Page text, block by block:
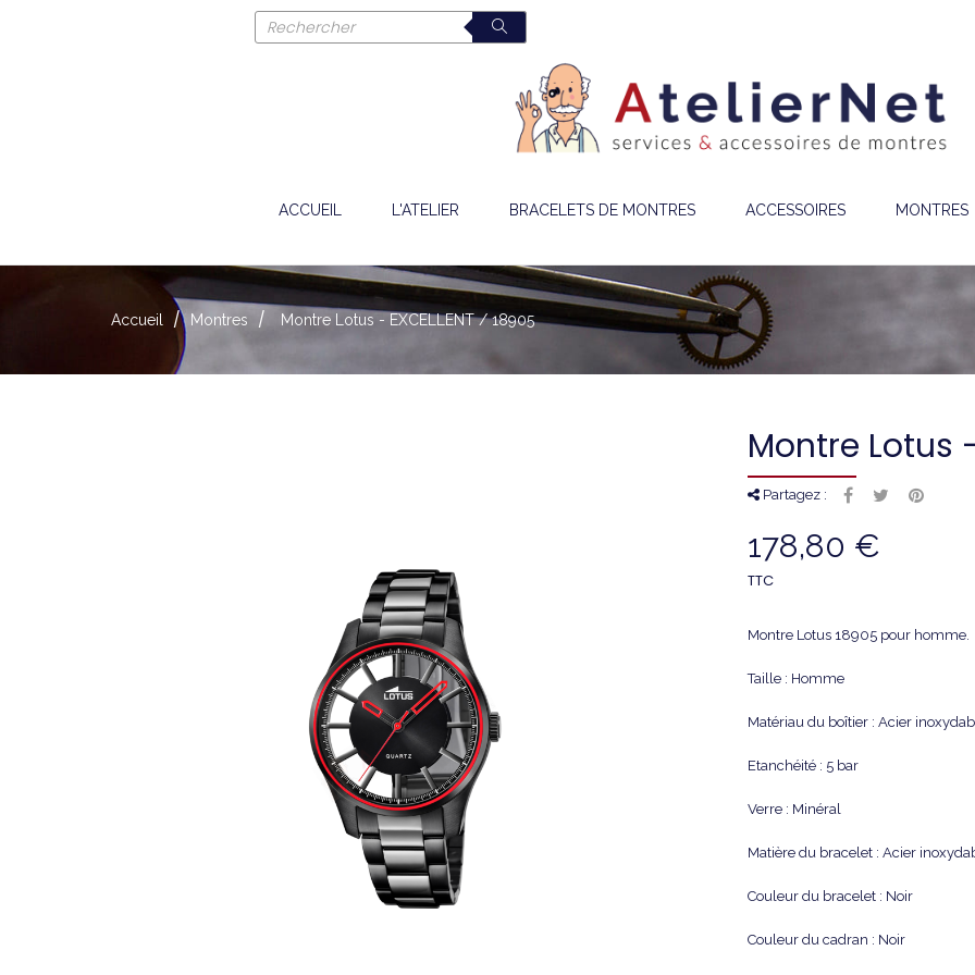
ACCUEIL L'ATELIER BRACELETS DE MONTRES ACCESSOIRES MONTRES
Accueil Montres Montre Lotus - EXCELLENT / 18905
Montre Lotus -
Partagez :
178,80 €
TTC
Montre Lotus 18905 pour homme.
Taille : Homme
Matériau du boîtier : Acier
Etanchéité : 5 bar
Verre : Minéral
Matière du bracelet : Acier
Couleur du bracelet : Noir
Couleur du cadran : Noir